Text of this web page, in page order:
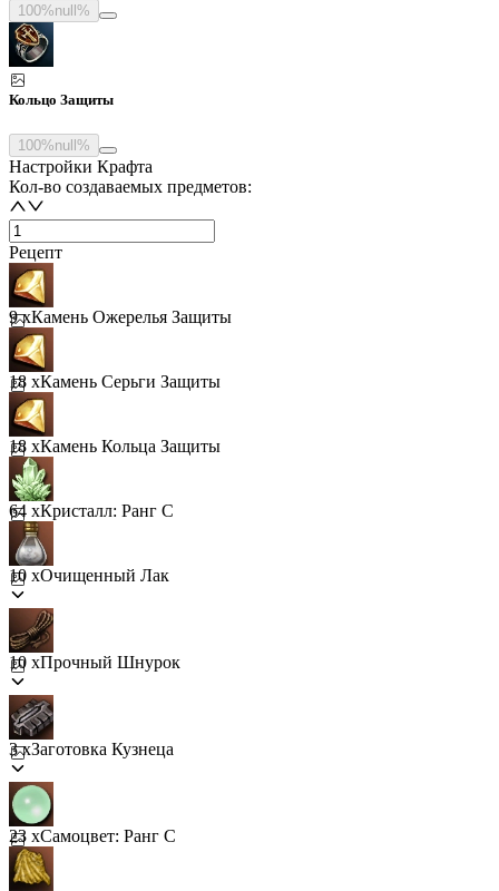
100%null%
Кольцо Защиты
100%null%
Настройки Крафта
Кол-во создаваемых предметов:
Рецепт
9 xКамень Ожерелья Защиты
18 xКамень Серьги Защиты
18 xКамень Кольца Защиты
64 xКристалл: Ранг C
10 xОчищенный Лак
10 xПрочный Шнурок
3 xЗаготовка Кузнеца
23 xСамоцвет: Ранг C